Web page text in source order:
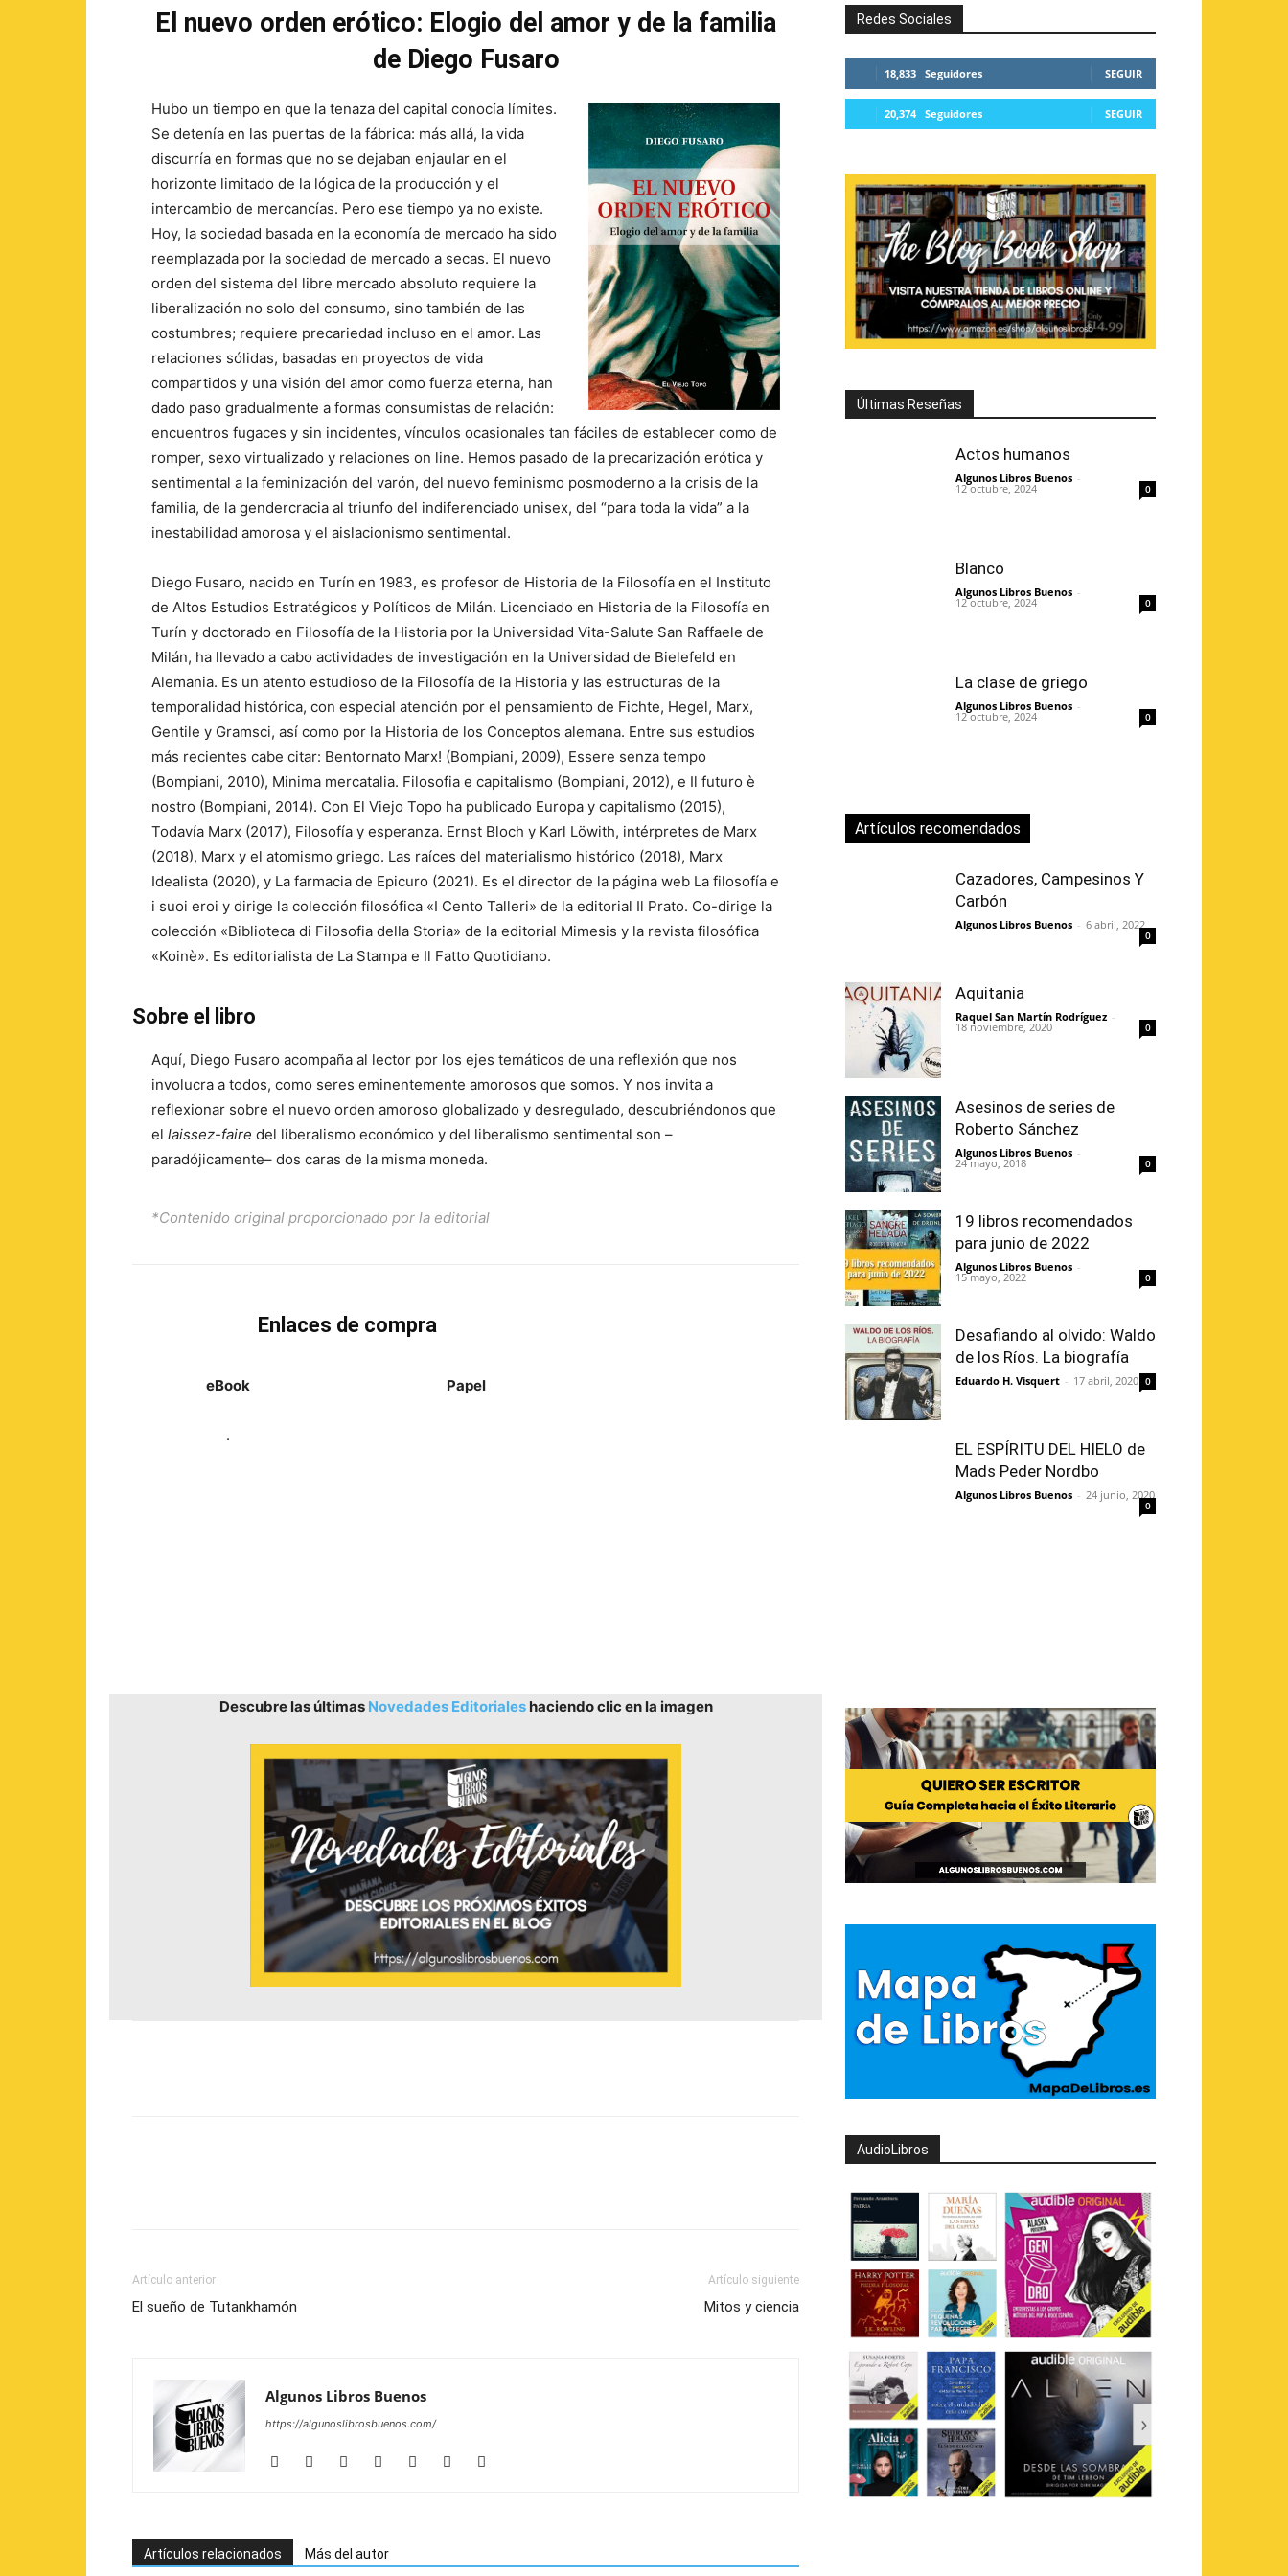
El nuevo orden erótico: Elogio del amor y de la familia
de Diego Fusaro
Hubo un tiempo en que la tenaza del capital conocía límites.
Se detenía en las puertas de la fábrica: más allá, la vida
discurría en formas que no se dejaban enjaular en el
horizonte limitado de la lógica de la producción y el
intercambio de mercancías. Pero ese tiempo ya no existe.
Hoy, la sociedad basada en la economía de mercado ha sido
reemplazada por la sociedad de mercado a secas. El nuevo
orden del sistema del libre mercado absoluto requiere la
liberalización no solo del consumo, sino también de las
costumbres; requiere precariedad incluso en el amor. Las
relaciones sólidas, basadas en proyectos de vida
compartidos y una visión del amor como fuerza eterna, han
dado paso gradualmente a formas consumistas de relación:
encuentros fugaces y sin incidentes, vínculos ocasionales tan fáciles de establecer como de
romper, sexo virtualizado y relaciones on line. Hemos pasado de la precarización erótica y
sentimental a la feminización del varón, del nuevo feminismo posmoderno a la crisis de la
familia, de la gendercracia al triunfo del indiferenciado unisex, del “para toda la vida” a la
inestabilidad amorosa y el aislacionismo sentimental.
Diego Fusaro, nacido en Turín en 1983, es profesor de Historia de la Filosofía en el Instituto
de Altos Estudios Estratégicos y Políticos de Milán. Licenciado en Historia de la Filosofía en
Turín y doctorado en Filosofía de la Historia por la Universidad Vita-Salute San Raffaele de
Milán, ha llevado a cabo actividades de investigación en la Universidad de Bielefeld en
Alemania. Es un atento estudioso de la Filosofía de la Historia y las estructuras de la
temporalidad histórica, con especial atención por el pensamiento de Fichte, Hegel, Marx,
Gentile y Gramsci, así como por la Historia de los Conceptos alemana. Entre sus estudios
más recientes cabe citar: Bentornato Marx! (Bompiani, 2009), Essere senza tempo
(Bompiani, 2010), Minima mercatalia. Filosofia e capitalismo (Bompiani, 2012), e Il futuro è
nostro (Bompiani, 2014). Con El Viejo Topo ha publicado Europa y capitalismo (2015),
Todavía Marx (2017), Filosofía y esperanza. Ernst Bloch y Karl Löwith, intérpretes de Marx
(2018), Marx y el atomismo griego. Las raíces del materialismo histórico (2018), Marx
Idealista (2020), y La farmacia de Epicuro (2021). Es el director de la página web La filosofía e
i suoi eroi y dirige la colección filosófica «I Cento Talleri» de la editorial Il Prato. Co-dirige la
colección «Biblioteca di Filosofia della Storia» de la editorial Mimesis y la revista filosófica
«Koinè». Es editorialista de La Stampa e Il Fatto Quotidiano.
Sobre el libro
Aquí, Diego Fusaro acompaña al lector por los ejes temáticos de una reflexión que nos
involucra a todos, como seres eminentemente amorosos que somos. Y nos invita a
reflexionar sobre el nuevo orden amoroso globalizado y desregulado, descubriéndonos que
el laissez-faire del liberalismo económico y del liberalismo sentimental son –
paradójicamente– dos caras de la misma moneda.
*Contenido original proporcionado por la editorial
Enlaces de compra
eBook
.
Papel
Descubre las últimas Novedades Editorialeshaciendo clic en la imagen
Artículo anterior
El sueño de Tutankhamón
Artículo siguiente
Mitos y ciencia
Algunos Libros Buenos
https://algunoslibrosbuenos.com/
Artículos relacionados Más del autor
Redes Sociales
18,833 Seguidores SEGUIR
20,374 Seguidores SEGUIR
Últimas Reseñas
Actos humanos
Algunos Libros Buenos -
12 octubre, 2024 0
Blanco
Algunos Libros Buenos -
12 octubre, 2024 0
La clase de griego
Algunos Libros Buenos -
12 octubre, 2024 0
Artículos recomendados
Cazadores, Campesinos Y
Carbón
Algunos Libros Buenos - 6 abril, 2022
0
Aquitania
Raquel San Martín Rodríguez -
18 noviembre, 2020 0
Asesinos de series de
Roberto Sánchez
Algunos Libros Buenos -
24 mayo, 2018 0
19 libros recomendados
para junio de 2022
Algunos Libros Buenos -
15 mayo, 2022 0
Desafiando al olvido: Waldo
de los Ríos. La biografía
Eduardo H. Visquert - 17 abril, 2020 0
EL ESPÍRITU DEL HIELO de
Mads Peder Nordbo
Algunos Libros Buenos - 24 junio, 2020
0
AudioLibros